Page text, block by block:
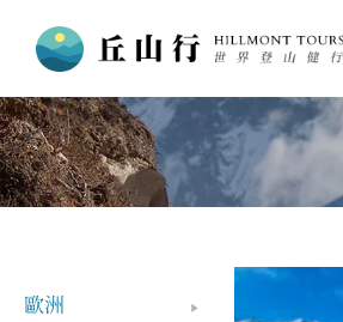
要
內
容
歐洲